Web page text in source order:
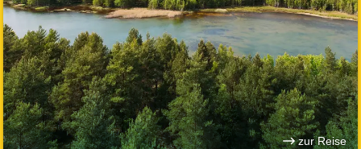
zur Reise